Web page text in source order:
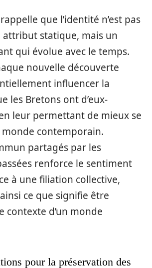
que l’identité n’est pas
statique, mais un
qui évolue avec le temps.
nouvelle découverte
influencer la
les Bretons ont d’eux-
leur permettant de mieux se
contemporain.
partagés par les
renforce le sentiment
à une filiation collective,
ce que signifie être
contexte d’un monde
pour la préservation des